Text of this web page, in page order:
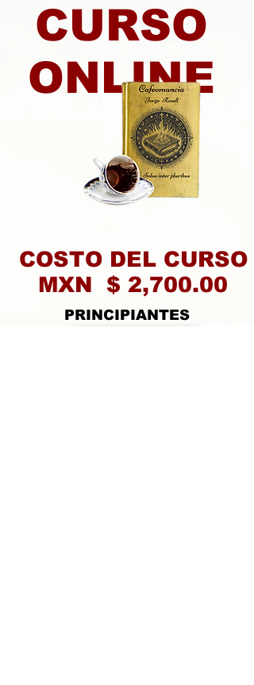
CURSO
ONLINE
COSTO DEL CURSO
MXN $ 2,700.00
PRINCIPIANTES